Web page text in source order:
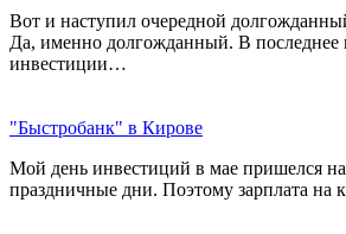
Вот и наступил очередной
Да, именно долгожданный. В последнее
инвестиции…
"Быстробанк" в Кирове
Мой день инвестиций в мае пришелся
праздничные дни. Поэтому зарплата на